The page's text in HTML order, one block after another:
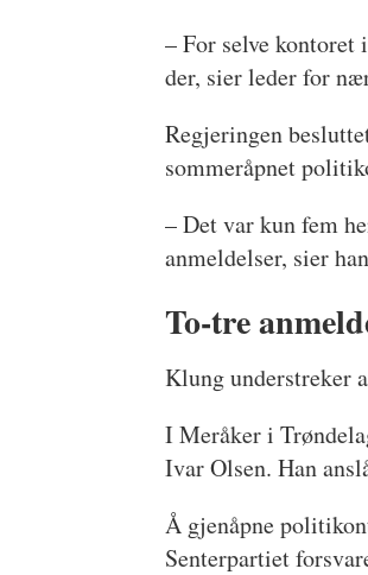
– For selve kontoret
der, sier leder for
Regjeringen
sommeråpnet
– Det var kun fem
anmeldelser, sier
To-tre
Klung understreker
I Meråker i
Ivar Olsen. Han
Å gjenåpne
Senterpartiet